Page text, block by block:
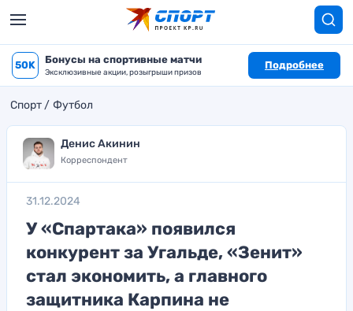
50K Бонусы на спортивные матчи
Эксклюзивные акции, розыгрыши призов
Подробнее
Спорт Футбол
Денис Акинин
Корреспондент
31.12.2024
У «Спартака» появился
конкурент за Угальде, «Зенит»
стал экономить, а главного
защитника Карпина не